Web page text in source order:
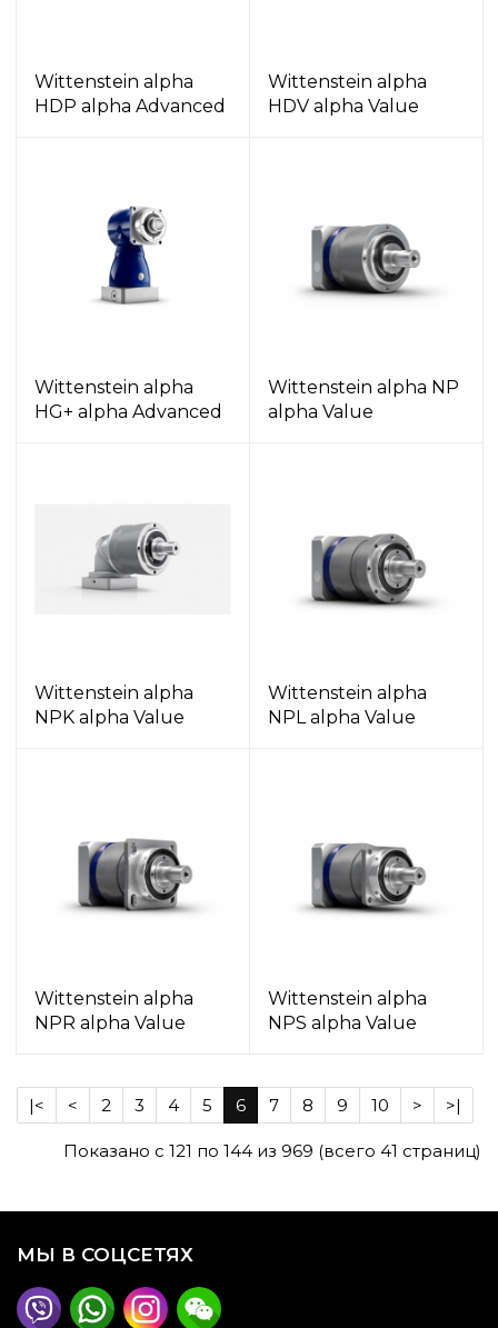
Wittenstein alpha
HDP alpha Advanced
Wittenstein alpha
HDV alpha Value
Wittenstein alpha
HG+ alpha Advanced
Wittenstein alpha NP
alpha Value
Wittenstein alpha
NPK alpha Value
Wittenstein alpha
NPL alpha Value
Wittenstein alpha
NPR alpha Value
Wittenstein alpha
NPS alpha Value
|< < 2 3 4 5 6 7 8 9 10 > >|
Показано с 121 по 144 из 969 (всего 41 страниц)
МЫ В СОЦСЕТЯХ